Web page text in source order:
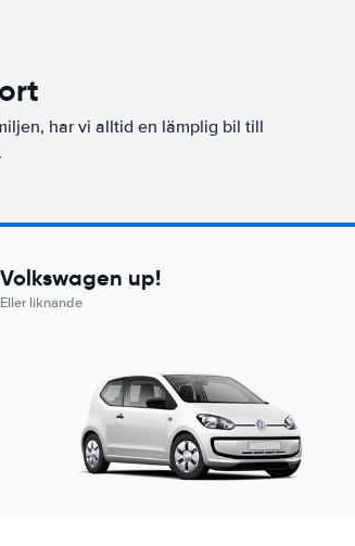
har vi alltid en lämplig bil till
Volkswagen up!
Eller liknande